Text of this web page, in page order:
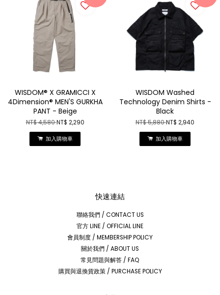
WISDOM® X GRAMICCI X
4Dimension® MEN'S GURKHA
PANT - Beige
NT$ 4,580NT$ 2,290
加入購物車
WISDOM Washed
Technology Denim Shirts -
Black
NT$ 5,880NT$ 2,940
加入購物車
快速連結
聯絡我們 / CONTACT US
官方 LINE / OFFICIAL LINE
會員制度 / MEMBERSHIP POLICY
關於我們 / ABOUT US
常見問題與解答 / FAQ
購買與退換貨政策 / PURCHASE POLICY